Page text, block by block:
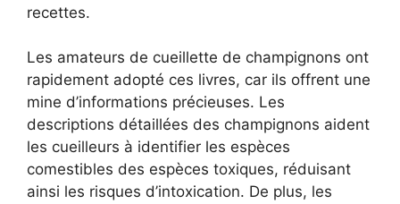
recettes.
Les amateurs de cueillette de champignons ont
rapidement adopté ces livres, car ils offrent une
mine d’informations précieuses. Les
descriptions détaillées des champignons aident
les cueilleurs à identifier les espèces
comestibles des espèces toxiques, réduisant
ainsi les risques d’intoxication. De plus, les